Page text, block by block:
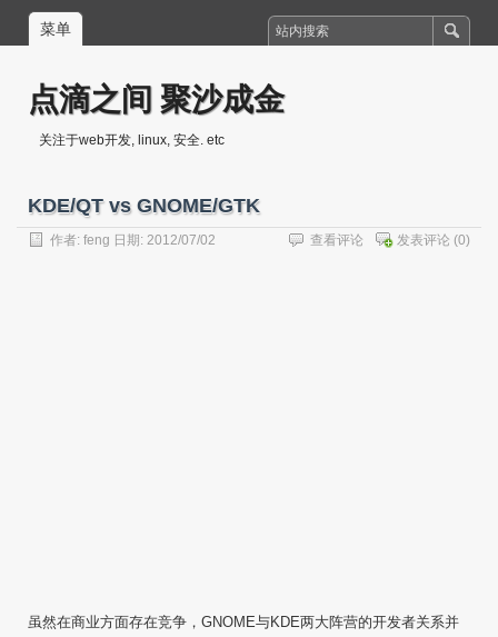
菜单
点滴之间 聚沙成金
关注于web开发, linux, 安全. etc
KDE/QT vs GNOME/GTK
作者: feng 日期: 2012/07/02 发表评论 (0)
查看评论
虽然在商业方面存在竞争，GNOME与KDE两大阵营的开发者关系并